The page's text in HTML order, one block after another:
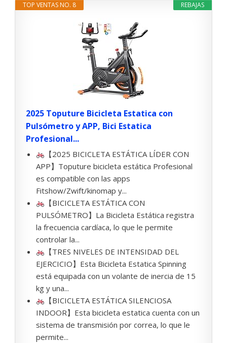
REBAJAS
TOP VENTAS NO. 8
2025 Toputure Bicicleta Estatica con
Pulsómetro y APP, Bici Estatica
Profesional...
【2025 BICICLETA ESTÁTICA LÍDER CON
APP】Toputure bicicleta estática Profesional
es compatible con las apps
Fitshow/Zwift/kinomap y...
【BICICLETA ESTÁTICA CON
PULSÓMETRO】La Bicicleta Estática registra
la frecuencia cardíaca, lo que le permite
controlar la...
【TRES NIVELES DE INTENSIDAD DEL
EJERCICIO】Esta Bicicleta Estatica Spinning
está equipada con un volante de inercia de 15
kg y una...
【BICICLETA ESTÁTICA SILENCIOSA
INDOOR】Esta bicicleta estatica cuenta con un
sistema de transmisión por correa, lo que le
permite...